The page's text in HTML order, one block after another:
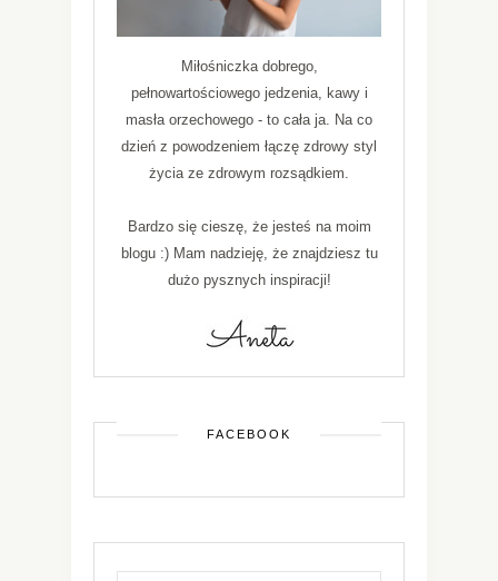
Miłośniczka dobrego,
pełnowartościowego jedzenia, kawy i
masła orzechowego - to cała ja. Na co
dzień z powodzeniem łączę zdrowy styl
życia ze zdrowym rozsądkiem.
Bardzo się cieszę, że jesteś na moim
blogu :) Mam nadzieję, że znajdziesz tu
dużo pysznych inspiracji!
FACEBOOK